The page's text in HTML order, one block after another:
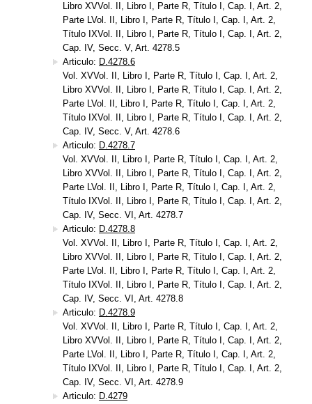
Libro XVVol. II, Libro I, Parte R, Título I, Cap. I, Art. 2,
Parte LVol. II, Libro I, Parte R, Título I, Cap. I, Art. 2,
Título IXVol. II, Libro I, Parte R, Título I, Cap. I, Art. 2,
Cap. IV, Secc. V, Art. 4278.5
Articulo: D.4278.6
Vol. XVVol. II, Libro I, Parte R, Título I, Cap. I, Art. 2,
Libro XVVol. II, Libro I, Parte R, Título I, Cap. I, Art. 2,
Parte LVol. II, Libro I, Parte R, Título I, Cap. I, Art. 2,
Título IXVol. II, Libro I, Parte R, Título I, Cap. I, Art. 2,
Cap. IV, Secc. V, Art. 4278.6
Articulo: D.4278.7
Vol. XVVol. II, Libro I, Parte R, Título I, Cap. I, Art. 2,
Libro XVVol. II, Libro I, Parte R, Título I, Cap. I, Art. 2,
Parte LVol. II, Libro I, Parte R, Título I, Cap. I, Art. 2,
Título IXVol. II, Libro I, Parte R, Título I, Cap. I, Art. 2,
Cap. IV, Secc. VI, Art. 4278.7
Articulo: D.4278.8
Vol. XVVol. II, Libro I, Parte R, Título I, Cap. I, Art. 2,
Libro XVVol. II, Libro I, Parte R, Título I, Cap. I, Art. 2,
Parte LVol. II, Libro I, Parte R, Título I, Cap. I, Art. 2,
Título IXVol. II, Libro I, Parte R, Título I, Cap. I, Art. 2,
Cap. IV, Secc. VI, Art. 4278.8
Articulo: D.4278.9
Vol. XVVol. II, Libro I, Parte R, Título I, Cap. I, Art. 2,
Libro XVVol. II, Libro I, Parte R, Título I, Cap. I, Art. 2,
Parte LVol. II, Libro I, Parte R, Título I, Cap. I, Art. 2,
Título IXVol. II, Libro I, Parte R, Título I, Cap. I, Art. 2,
Cap. IV, Secc. VI, Art. 4278.9
Articulo: D.4279